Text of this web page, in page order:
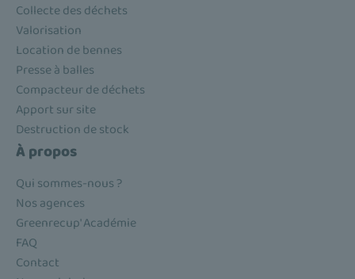
Collecte des déchets
Valorisation
Location de bennes
Presse à balles
Compacteur de déchets
Apport sur site
Destruction de stock
À propos
Qui sommes-nous ?
Nos agences
Greenrecup' Académie
FAQ
Contact